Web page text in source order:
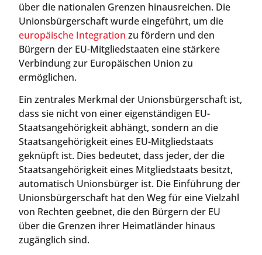
über die nationalen Grenzen hinausreichen. Die
Unionsbürgerschaft wurde eingeführt, um die
europäische Integration zu fördern und den
Bürgern der EU-Mitgliedstaaten eine stärkere
Verbindung zur Europäischen Union zu
ermöglichen.
Ein zentrales Merkmal der Unionsbürgerschaft ist,
dass sie nicht von einer eigenständigen EU-
Staatsangehörigkeit abhängt, sondern an die
Staatsangehörigkeit eines EU-Mitgliedstaats
geknüpft ist. Dies bedeutet, dass jeder, der die
Staatsangehörigkeit eines Mitgliedstaats besitzt,
automatisch Unionsbürger ist. Die Einführung der
Unionsbürgerschaft hat den Weg für eine Vielzahl
von Rechten geebnet, die den Bürgern der EU
über die Grenzen ihrer Heimatländer hinaus
zugänglich sind.